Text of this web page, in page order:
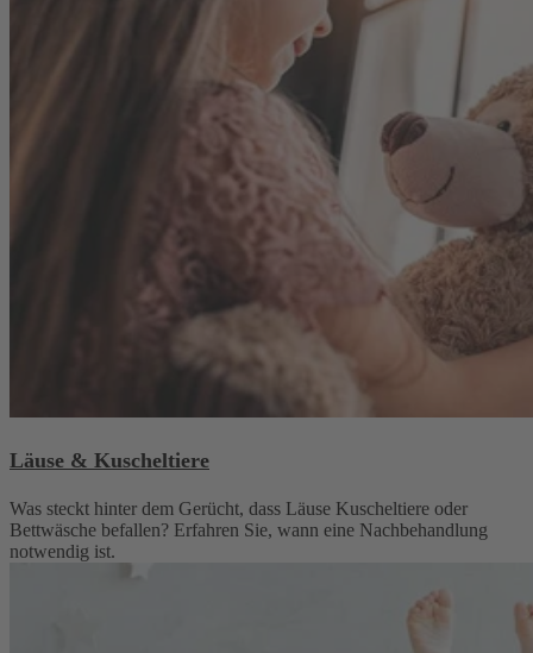
Läuse & Kuscheltiere
Was steckt hinter dem Gerücht, dass Läuse Kuscheltiere oder
Bettwäsche befallen? Erfahren Sie, wann eine Nachbehandlung
notwendig ist.